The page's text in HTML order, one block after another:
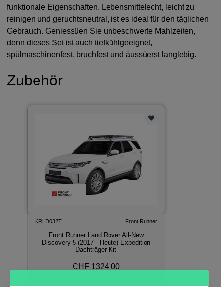
funktionale Eigenschaften. Lebensmittelecht, leicht zu
reinigen und geruchtsneutral, ist es ideal für den täglichen
Gebrauch. Geniessüen Sie unbeschwerte Mahlzeiten,
denn dieses Set ist auch tiefkühlgeeignet,
spülmaschinenfest, bruchfest und äussüerst langlebig.
Zubehör
KRLD032T Front Runner
Front Runner Land Rover All-New
Discovery 5 (2017 - Heute) Expedition
Dachträger Kit
CHF 1324.00